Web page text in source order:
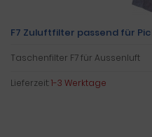
F7 Zuluftfilter passend für
Taschenfilter F7 für Aussenluft
Lieferzeit:1-3 Werktage